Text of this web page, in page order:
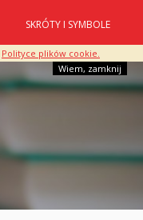
Polityce plików cookie.
Wiem, zamknij
SKRÓTY I SYMBOLE